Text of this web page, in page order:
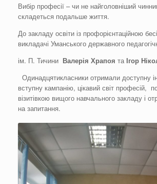
Вибір професії – чи не найголовніший
складеться подальше життя.
До закладу освіти із профорієнтаційною
викладачі Уманського державного
ім. П. Тичини Валерія Храпоя та Ігор
Одинадцятикласники отримали доступну
вступну кампанію, цікавий світ професій,
візитівкою вищого навчального закладу і
на запитання.